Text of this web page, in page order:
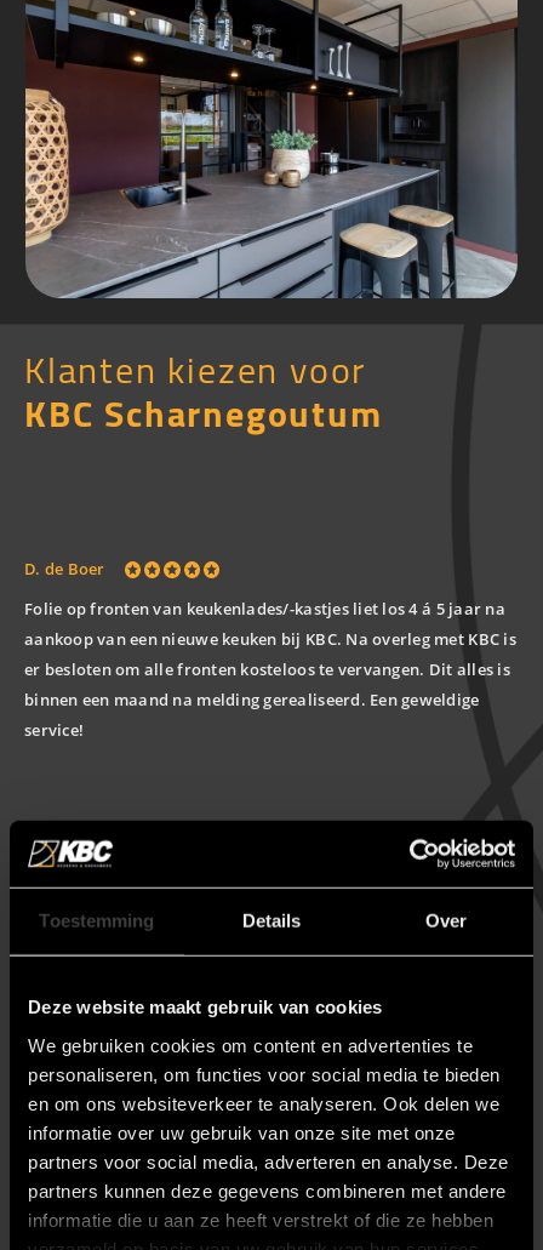
Toestemming Details Over
Deze website maakt gebruik van cookies
We gebruiken cookies om content en advertenties te
personaliseren, om functies voor social media te bieden
en om ons websiteverkeer te analyseren. Ook delen we
informatie over uw gebruik van onze site met onze
partners voor social media, adverteren en analyse. Deze
partners kunnen deze gegevens combineren met andere
informatie die u aan ze heeft verstrekt of die ze hebben
Klanten kiezen voor
KBC Scharnegoutum
D. de Boer
Folie op fronten van keukenlades/-kastjes liet los 4 á 5 jaar na
aankoop van een nieuwe keuken bij KBC. Na overleg met KBC is
er besloten om alle fronten kosteloos te vervangen. Dit alles is
binnen een maand na melding gerealiseerd. Een geweldige
service!
Klanten beoordelen KBC met
een 9.6/ 10 op basis van 74
reviews.
Lees alle reviews